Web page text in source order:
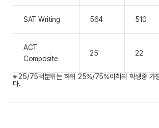
SAT Writing 564 510
ACT
Composite
25 22
※ 25/75백분위는 하위 25%/75%이하의 학생중 가
다.